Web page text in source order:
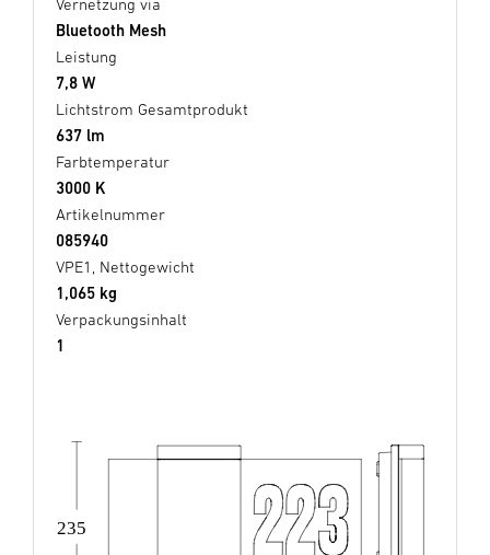
Bluetooth Mesh
Leistung
7,8 W
Lichtstrom Gesamtprodukt
637 lm
Farbtemperatur
3000 K
Artikelnummer
085940
VPE1, Nettogewicht
1,065 kg
Verpackungsinhalt
1
235